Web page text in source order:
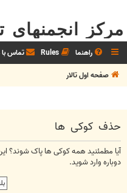
مرکز
راهنما Rules تماس با
صفحه اول تالار
حذف کوکی ها
آیا مطمئنید همه کوکی ها پاک شوند؟
دوباره وارد شوید.